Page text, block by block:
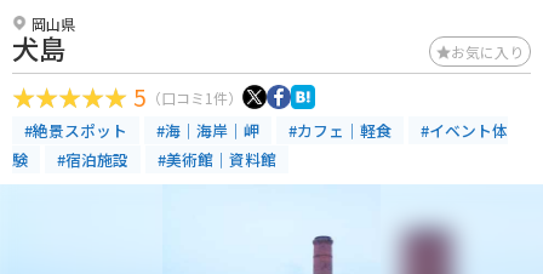
岡山県
犬島 お気に入り
5 （口コミ1件）
#絶景スポット #海｜海岸｜岬 #カフェ｜軽食
#イベント体
験
#宿泊施設 #美術館｜資料館